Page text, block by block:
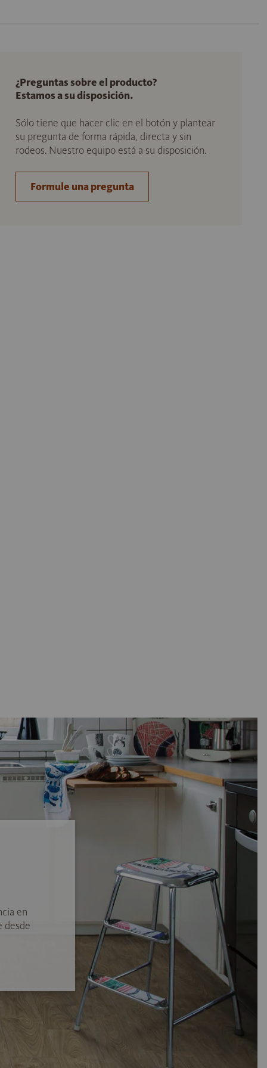
¿Preguntas sobre el producto?
Estamos a su disposición.
Sólo tiene que hacer clic en el botón y plantear
su pregunta de forma rápida, directa y sin
rodeos. Nuestro equipo está a su disposición.
Formule una pregunta
en
desde